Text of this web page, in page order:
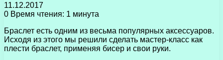
11.12.2017
0 Время чтения: 1 минута
Браслет есть одним из весьма популярных аксессуаров.
Исходя из этого мы решили сделать мастер-класс как
плести браслет, применяя бисер и свои руки.